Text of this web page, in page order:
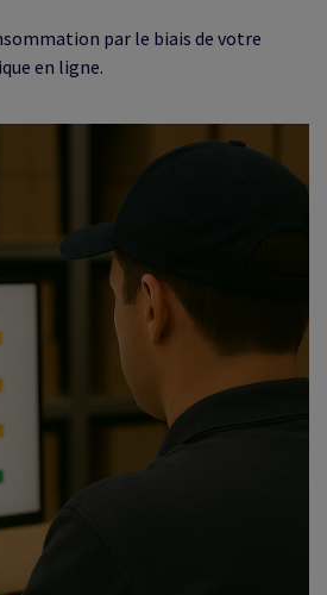
par le biais de votre
en ligne.